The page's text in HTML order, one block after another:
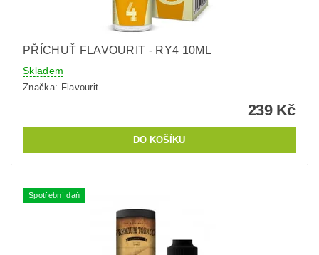
PŘÍCHUŤ FLAVOURIT - RY4 10ML
Skladem
Značka: Flavourit
239 Kč
Spotřební daň